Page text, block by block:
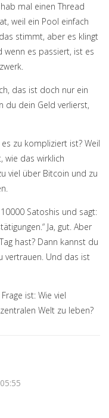
mal einen Thread
weil ein Pool einfach
stimmt, aber es klingt
wenn es passiert, ist es
das ist doch nur ein
du dein Geld verlierst,
zu kompliziert ist? Weil
wie das wirklich
viel über Bitcoin und zu
Satoshis und sagt:
Ja, gut. Aber
hast? Dann kannst du
vertrauen. Und das ist
ist: Wie viel
Welt zu leben?